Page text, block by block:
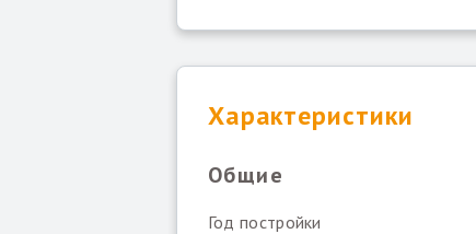
Характеристики
Общие
Год постройки